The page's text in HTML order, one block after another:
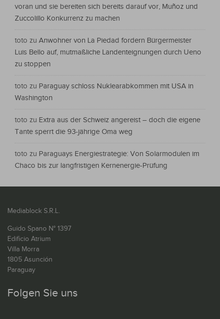
voran und sie bereiten sich bereits darauf vor, Muñoz und
Zuccolillo Konkurrenz zu machen
toto zu Anwohner von La Piedad fordern Bürgermeister
Luis Bello auf, mutmaßliche Landenteignungen durch Ueno
zu stoppen
toto zu Paraguay schloss Nuklearabkommen mit USA in
Washington
toto zu Extra aus der Schweiz angereist – doch die eigene
Tante sperrt die 93-jährige Oma weg
toto zu Paraguays Energiestrategie: Von Solarmodulen im
Chaco bis zur langfristigen Kernenergie-Prüfung
Mediablock S.R.L.
Guido Spano N° 1397
Edificio Atrium
Villa Morra
1805 Asunción
Paraguay
Folgen Sie uns